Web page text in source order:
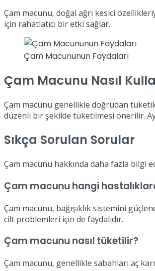
Çam macunu, doğal ağrı kesici
için rahatlatıcı bir etki sağlar.
Çam Macununun Faydaları
Çam Macunu Nasıl
Çam macunu genellikle doğrudan
düzenli bir şekilde tüketilmesi önerilir.
Sıkça Sorulan Sorular
Çam macunu hakkında daha fazla bilgi
Çam macunu hangi
Çam macunu, bağışıklık sistemini
cilt problemleri için de faydalıdır.
Çam macunu nasıl tüketilir?
Çam macunu, genellikle sabahları aç